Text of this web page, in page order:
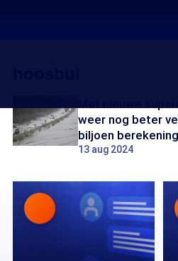
weer nog beter
biljoen
13 aug 2024